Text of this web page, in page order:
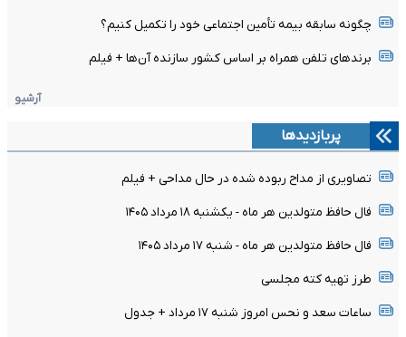
چگونه سابقه بیمه تأمین اجتماعی خود را تکمیل کنیم؟
برندهای تلفن همراه بر اساس کشور سازنده‌ آن‌ها + فیلم
آرشیو
پربازدیدها
تصاویری از مداح ربوده شده در حال مداحی + فیلم
فال حافظ متولدین هر ماه - یکشنبه ۱۸ مرداد ۱۴۰۵
فال حافظ متولدین هر ماه - شنبه ۱۷ مرداد ۱۴۰۵
طرز تهیه کته مجلسی
ساعات سعد و نحس امروز شنبه ۱۷ مرداد + جدول